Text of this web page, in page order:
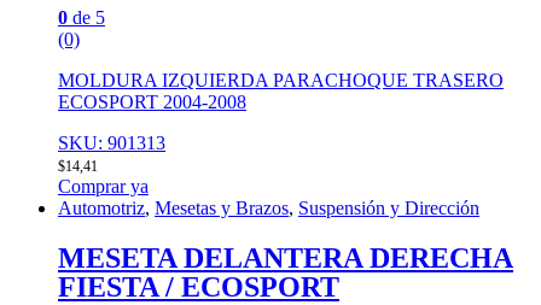
0 de 5
(0)
MOLDURA IZQUIERDA PARACHOQUE TRASERO
ECOSPORT 2004-2008
SKU: 901313
$14,41
Comprar ya
Automotriz, Mesetas y Brazos, Suspensión y Dirección
MESETA DELANTERA DERECHA
FIESTA / ECOSPORT